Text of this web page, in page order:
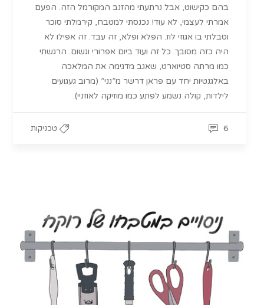
בהם כקישוט, אבל נרתעתי מהזנב המקורמל הזה. הפעם
אמרתי לעצמי, לא עוד! נכנסתי למטבח, קירמלתי סוכר
וטבלתי בו אגוזי לוז. הפלא ופלא, זה עבד. זה אפילו לא
היה כזה מסובך. כל זה ועוד ביום אפרורי וגשום. הרגשתי
כמו מרתה סטיוארט, שאגב מדגימה את המלאכה
באלגנטיות יחד עם פראן דרשר מ”נני” (מרוב געגועים
לילדות, קולה נשמע לפתע כמו מוזיקה לאוזניי).
טכניקות 6